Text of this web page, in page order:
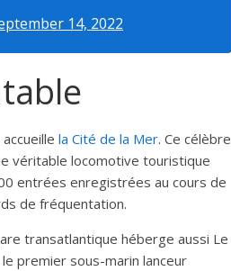
14, 2022
la Cité de la Mer. Ce célèbre
véritable locomotive touristique
entrées enregistrées au cours de
de fréquentation.
transatlantique héberge aussi Le
premier sous-marin lanceur